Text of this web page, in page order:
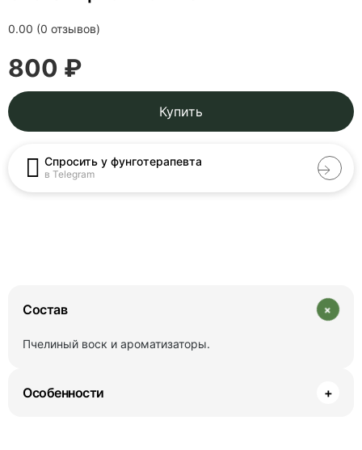
0.00 (0 отзывов)
800 ₽
Купить
Спросить у фунготерапевта
в Telegram
Состав +
Пчелиный воск и ароматизаторы.
Особенности +